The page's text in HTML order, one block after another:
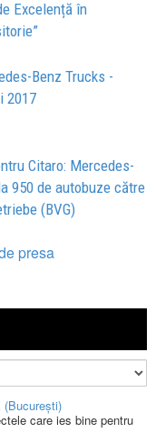
Excelență în
Benz Trucks -
2017
Citaro: Mercedes-
950 de autobuze către
(BVG)
presa
(București)
care ies bine pentru